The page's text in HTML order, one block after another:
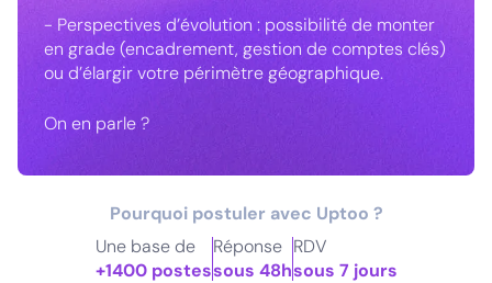
- Perspectives d’évolution : possibilité de monter
en grade (encadrement, gestion de comptes clés)
ou d’élargir votre périmètre géographique.
On en parle ?
Pourquoi postuler avec Uptoo ?
Une base de
+1400 postes
Réponse
sous 48h
RDV
sous 7 jours